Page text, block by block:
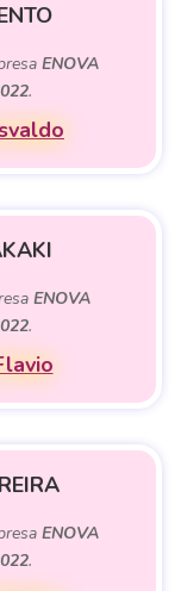
ENOVA
.
ENOVA
.
ENOVA
.